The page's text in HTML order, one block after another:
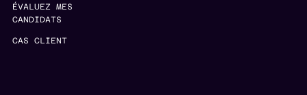
ÉVALUEZ MES
CANDIDATS
CAS CLIENT